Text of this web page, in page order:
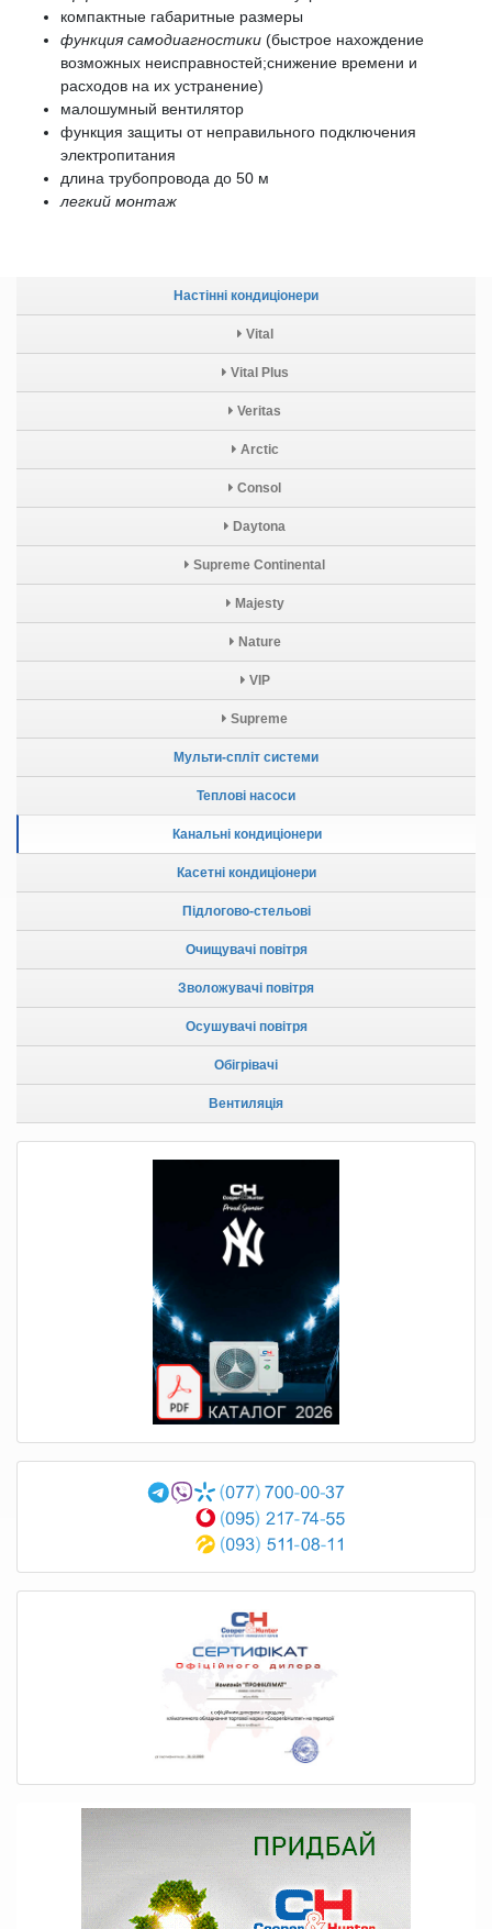
Настінні кондиціонери
Vital
Vital Plus
Veritas
Arctic
Consol
Daytona
Supreme Continental
Majesty
Nature
VIP
Supreme
Мульти-спліт системи
Теплові насоси
Канальні кондиціонери
Касетні кондиціонери
Підлогово-стельові
Очищувачі повітря
Зволожувачі повітря
Осушувачі повітря
Обігрівачі
Вентиляція
компактные габаритные размеры
функция самодиагностики (быстрое нахождение
возможных неисправностей;снижение времени и
расходов на их устранение)
малошумный вентилятор
функция защиты от неправильного подключения
электропитания
длина трубопровода до 50 м
легкий монтаж